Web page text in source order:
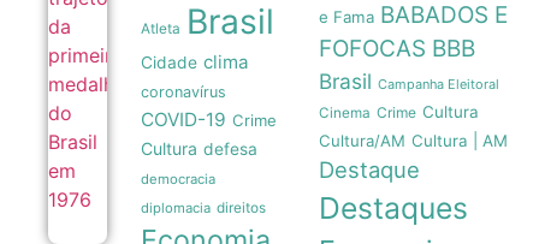
07/08Atleta Brasil
Cidade clima
coronavírus
COVID-19 Crime
Cultura defesa
democracia
diplomacia direitos
e Fama BABADOS E
FOFOCAS BBB
Brasil Campanha Eleitoral
Cinema Crime Cultura
Cultura/AM Cultura | AM
Destaque
Destaques